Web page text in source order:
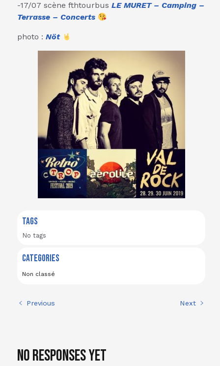
-17/07 scène fthtourbus LE MURET – Camping –
Terrasse – Concerts
photo : Nöt
TAGS
No tags
CATEGORIES
Non classé
Previous Next
No responses yet